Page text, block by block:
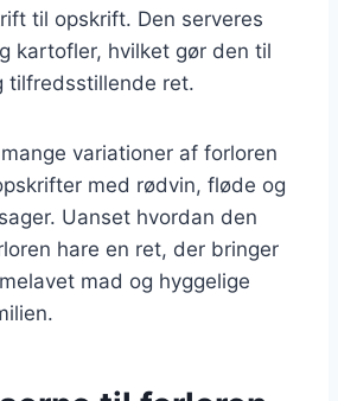
til opskrift. Den serveres
kartofler, hvilket gør den til
ret.
variationer af forloren
med rødvin, fløde og
Uanset hvordan den
hare en ret, der bringer
mad og hyggelige